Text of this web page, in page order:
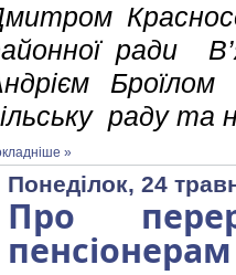
ради
Броїлом
раду та
»
Понеділок, 24
Про
пенсіонерам